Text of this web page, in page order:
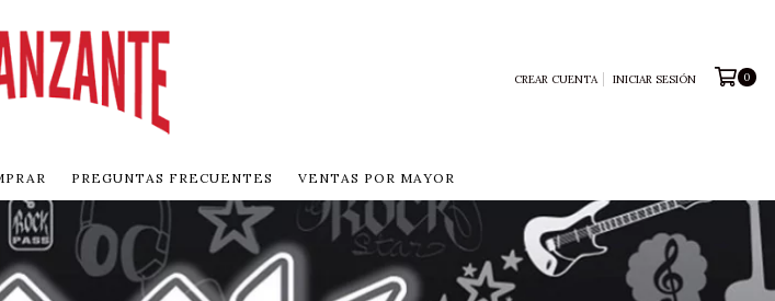
CREAR CUENTA INICIAR SESIÓN 0
PREGUNTAS FRECUENTES VENTAS POR MAYOR